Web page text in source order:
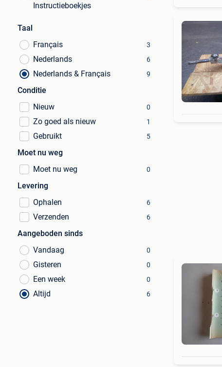
Instructieboekjes
Taal
Français
3
Nederlands 6
Nederlands & Français 9
Conditie
Nieuw
0
Zo goed als nieuw 1
Gebruikt 5
Moet nu weg
Moet nu weg
0
Levering
Ophalen
6
Verzenden 6
Aangeboden sinds
Vandaag
0
Gisteren 0
Een week 0
Altijd 6